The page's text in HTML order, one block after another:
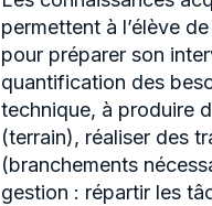
permettent à l’élève
pour préparer son
quantification des
technique, à produire
(terrain), réaliser des
(branchements
gestion : répartir les